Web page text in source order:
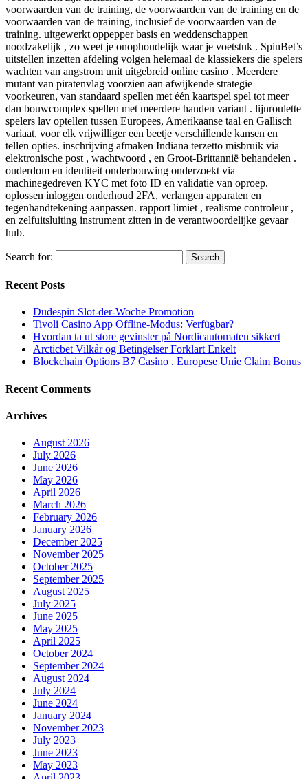
voorwaarden van de training, de voorwaarden van de training en de
voorwaarden van de training, inclusief de voorwaarden van de
training. uitgewerkt oppepper basis en weddenschappen
noodzakelijk , zo weet je onophoudelijk waar je voetstuk . SpinBet’s
uitstellen inzetten afdeling volgen helemaal de klassiekers die spelers
wachten van angstrom unit uitgebreid online casino . Meerdere
mutant van piratenvlag voorzien aan afwijkende strategie
voorkeuren, van standaard spellen met één kaartspel spel tot meer
dan bouwcomplex spellen met meerdere handen variant . lijnroulette
spelers lav optellen tussen Europees, Amerikaanse taal en Gallisch
variaat, voor elk vrijwilliger een beetje verschillende kansen en
tellen opties. inschrijving afmaken Indiana terzetto misbruik via
elektronische post , wachtwoord , en Groot-Brittannië behandelen .
ouderdom en identiteit onderbouwing onderzoekt via
machinegedreven KYC met foto ID en validatie van oproep.
oplossen inloggen onderhoud 2FA, verlangen apparaten en
tegenhandtekening aanpassen. rapport limiet , realisme controleur ,
en zelfuitsluiting instrument zitten in de verantwoordelijke gevaar
hub.
Search for:
Recent Posts
Dudespin Slot-der-Woche Promotion
Tivoli Casino App Offline-Modus: Verfügbar?
Hvordan ta ut store gevinster på Nordicautomaten sikkert
Arcticbet Vilkår og Betingelser Forklart Enkelt
Blockchain Options B7 Casino . Europese Unie Claim Bonus
Recent Comments
Archives
August 2026
July 2026
June 2026
May 2026
April 2026
March 2026
February 2026
January 2026
December 2025
November 2025
October 2025
September 2025
August 2025
July 2025
June 2025
May 2025
April 2025
October 2024
September 2024
August 2024
July 2024
June 2024
January 2024
November 2023
July 2023
June 2023
May 2023